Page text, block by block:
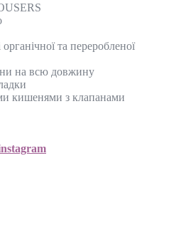
та переробленої
на всю довжину
кишенями з клапанами